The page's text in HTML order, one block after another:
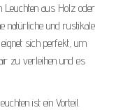
Leuchten aus Holz oder
natürliche und rustikale
sich perfekt, um
zu verleihen und es
ist ein Vorteil.